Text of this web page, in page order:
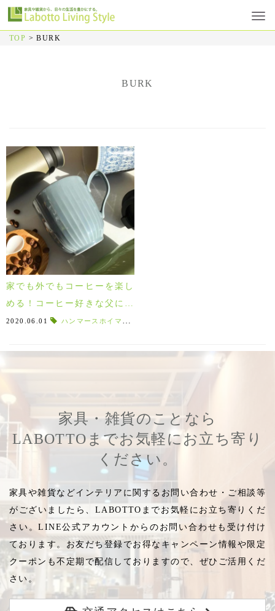
TOP >BURK
BURK
家でも外でもコーヒーを楽し
める！コーヒー好きな父に贈
るマグカップ５選♪
2020.06.01 ハンマースホイマグカップ
家具・雑貨のことなら
LABOTTOまでお気軽にお立ち寄り
ください。
家具や雑貨などインテリアに関するお問い合わせ・ご相談等
がございましたら、LABOTTOまでお気軽にお立ち寄りくだ
さい。LINE公式アカウントからのお問い合わせも受け付け
ております。お友だち登録でお得なキャンペーン情報や限定
クーポンも不定期で配信しておりますので、ぜひご活用くだ
さい。